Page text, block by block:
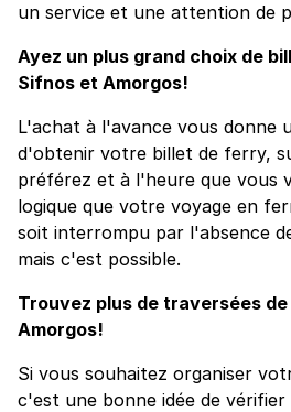
un service et une attention de
Ayez un plus grand choix de
Sifnos et Amorgos!
L'achat à l'avance vous donne
d'obtenir votre billet de ferry,
préférez et à l'heure que vous
logique que votre voyage en
soit interrompu par l'absence
mais c'est possible.
Trouvez plus de traversées
Amorgos!
Si vous souhaitez organiser
c'est une bonne idée de